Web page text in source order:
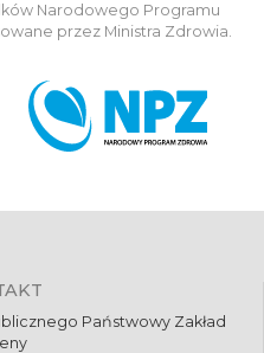
Narodowego Programu
przez Ministra Zdrowia.
Państwowy Zakład